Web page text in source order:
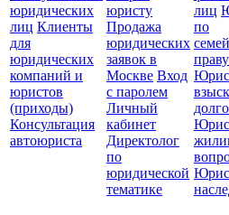
юридических
лиц Клиенты
для
юридических
компаний и
юристов
(приходы)
Консультация
автоюриста
юристу
Продажа
юридических
заявок в
Москве Вход
с паролем
Личный
кабинет
Директолог
по
юридической
тематике
лиц
по
праву